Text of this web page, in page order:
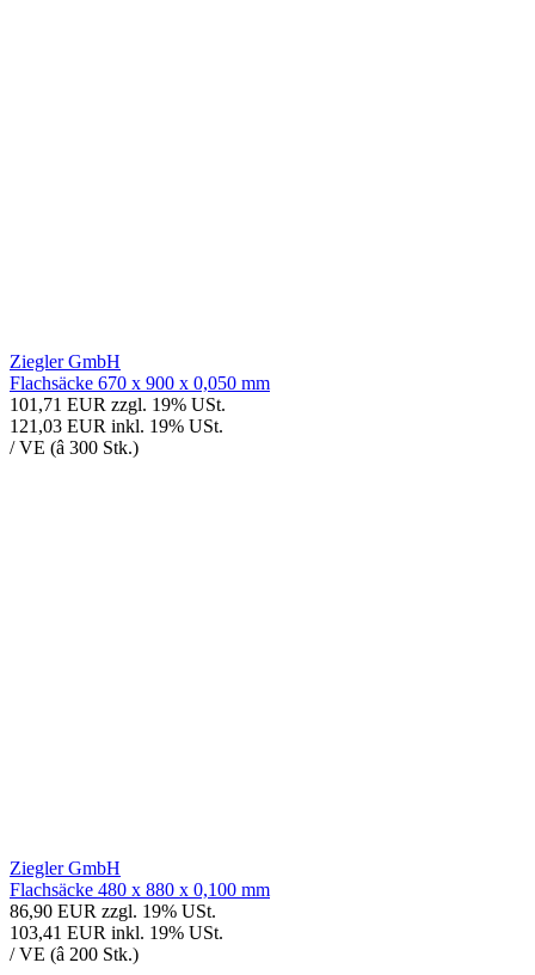
Ziegler GmbH
Flachsäcke 670 x 900 x 0,050 mm
101,71 EUR zzgl. 19% USt.
121,03 EUR inkl. 19% USt.
/ VE (â 300 Stk.)
Ziegler GmbH
Flachsäcke 480 x 880 x 0,100 mm
86,90 EUR zzgl. 19% USt.
103,41 EUR inkl. 19% USt.
/ VE (â 200 Stk.)